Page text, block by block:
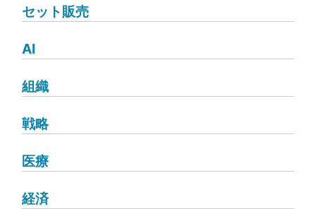
セット販売
AI
組織
戦略
医療
経済